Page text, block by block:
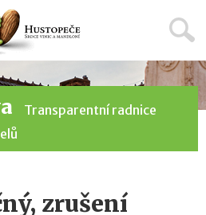
Transparentní radnice
zrušení